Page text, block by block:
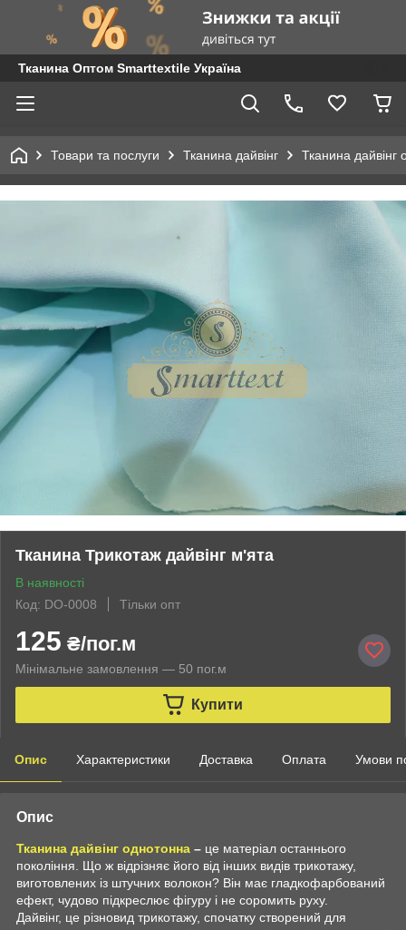
Тканина Оптом Smarttextile Україна
Товари та послуги Тканина дайвінг Тканина дайвінг
Тканина Трикотаж дайвінг м'ята
В наявності
Код: DO-0008
Тільки опт
125 ₴/пог.м
Мінімальне замовлення — 50 пог.м
Купити
Опис Характеристики Доставка Оплата Умови
Опис
Тканина дайвінг однотонна – це матеріал останнього
покоління. Що ж відрізняє його від інших видів трикотажу,
виготовлених із штучних волокон? Він має гладкофарбований
ефект, чудово підкреслює фігуру і не соромить руху.
Дайвінг, це різновид трикотажу, спочатку створений для